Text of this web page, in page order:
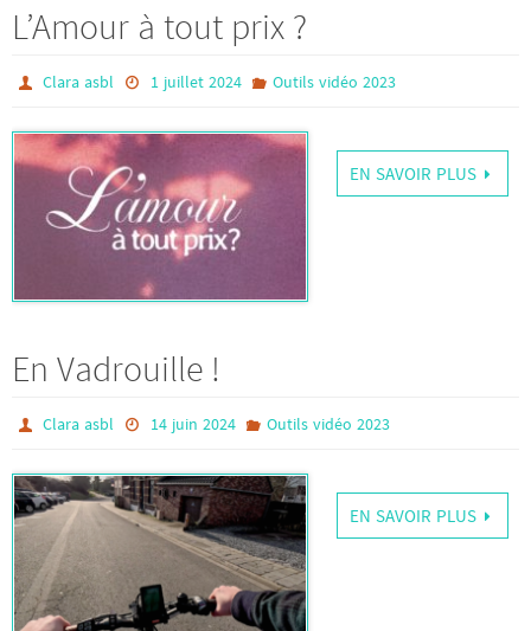
L’Amour à tout prix ?
Clara asbl 1 juillet 2024 Outils vidéo 2023
EN SAVOIR PLUS
En Vadrouille !
Clara asbl 14 juin 2024 Outils vidéo 2023
EN SAVOIR PLUS